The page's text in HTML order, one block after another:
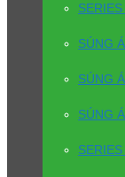
SÚNG
SÚNG
SÚNG